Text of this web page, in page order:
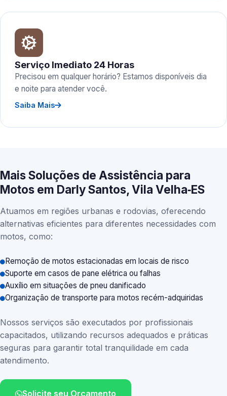
Serviço Imediato 24 Horas
Precisou em qualquer horário? Estamos disponíveis dia
e noite para atender você.
Saiba Mais
Mais Soluções de Assistência para
Motos em Darly Santos, Vila Velha‑ES
Atuamos em regiões urbanas e rodovias, oferecendo
alternativas eficientes para diferentes necessidades com
motos, como:
Remoção de motos estacionadas em locais de risco
Suporte em casos de pane elétrica ou falhas
Auxílio em situações de pneu danificado
Organização de transporte para motos recém-adquiridas
Nossos serviços são executados por profissionais
capacitados, utilizando recursos adequados e práticas
seguras para garantir total tranquilidade em cada
atendimento.
Solicite seu Orçamento